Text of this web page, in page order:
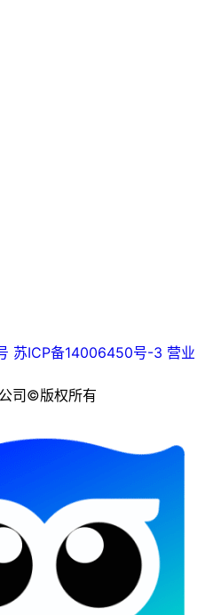
苏ICP备14006450号-3 营业
司©版权所有